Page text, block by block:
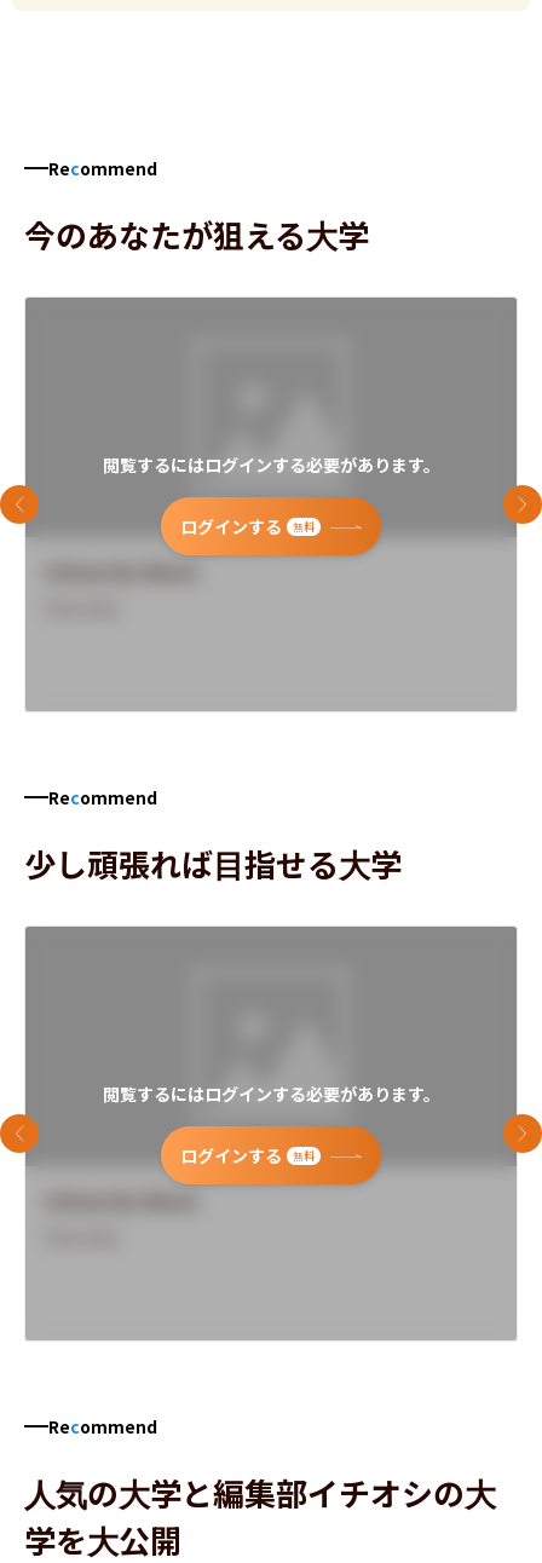
Recommend
今のあなたが狙える大学
閲覧するにはログインする必要があります。
ログインする 無料
前のスライド 次
Recommend
少し頑張れば目指せる大学
閲覧するにはログインする必要があります。
ログインする 無料
前のスライド 次
Recommend
人気の大学と編集部イチオシの大
学を大公開